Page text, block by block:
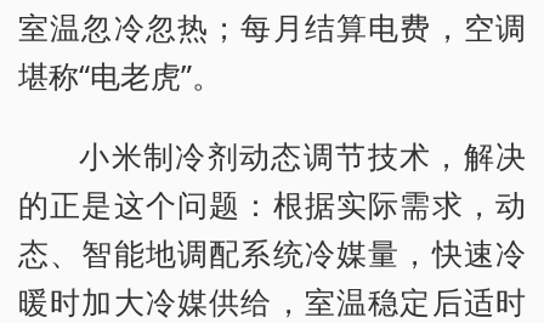
室温忽冷忽热；每月结算电费，空调
堪称“电老虎”。
小米制冷剂动态调节技术，解决
的正是这个问题：根据实际需求，动
态、智能地调配系统冷媒量，快速冷
暖时加大冷媒供给，室温稳定后适时